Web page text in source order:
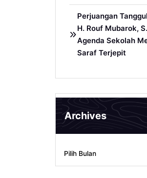
Perjuangan
H. Rouf Mubarok,
Agenda Sekolah
Saraf Terjepit
Archives